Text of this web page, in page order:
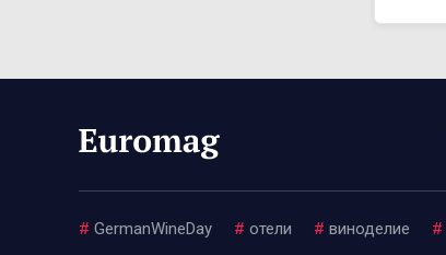
# GermanWineDay # отели # виноделие #